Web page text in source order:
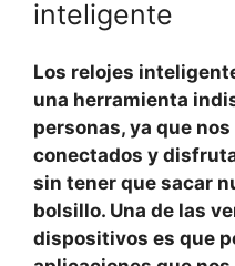
inteligente
Los relojes
una herramienta
personas, ya que
conectados y
sin tener que sacar
bolsillo. Una de las
dispositivos es que